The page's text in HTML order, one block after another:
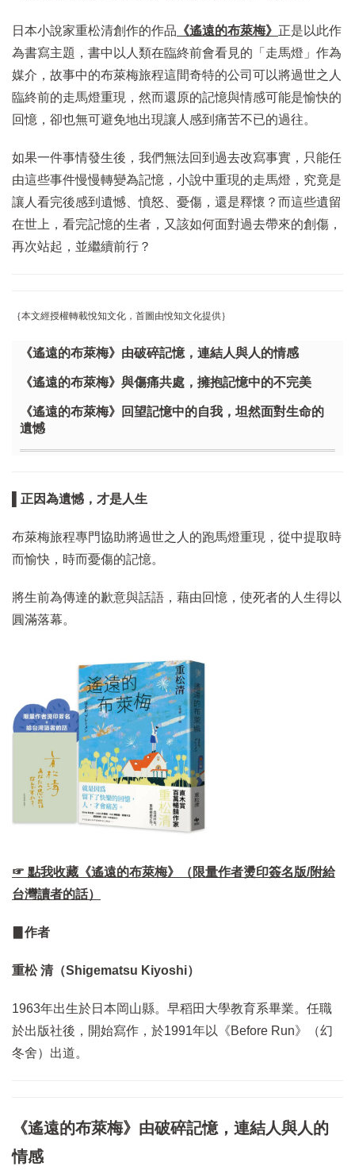
日本小說家重松清創作的作品 《遙遠的布萊梅》 正是以此作
為書寫主題，書中以人類在臨終前會看見的「走馬燈」作為
媒介，故事中的布萊梅旅程這間奇特的公司可以將過世之人
臨終前的走馬燈重現，然而還原的記憶與情感可能是愉快的
回憶，卻也無可避免地出現讓人感到痛苦不已的過往。
如果一件事情發生後，我們無法回到過去改寫事實，只能任
由這些事件慢慢轉變為記憶，小說中重現的走馬燈，究竟是
讓人看完後感到遺憾、憤怒、憂傷，還是釋懷？而這些遺留
在世上，看完記憶的生者，又該如何面對過去帶來的創傷，
再次站起，並繼續前行？
｛本文經授權轉載悅知文化，首圖由悅知文化提供｝
《遙遠的布萊梅》由破碎記憶，連結人與人的情感
《遙遠的布萊梅》與傷痛共處，擁抱記憶中的不完美
《遙遠的布萊梅》回望記憶中的自我，坦然面對生命的
遺憾
▌正因為遺憾，才是人生
布萊梅旅程專門協助將過世之人的跑馬燈重現，從中提取時
而愉快，時而憂傷的記憶。
將生前為傳達的歉意與話語，藉由回憶，使死者的人生得以
圓滿落幕。
☞ 點我收藏《遙遠的布萊梅》（限量作者燙印簽名版/附給
台灣讀者的話）
▊作者
重松 清（Shigematsu Kiyoshi）
1963年出生於日本岡山縣。早稻田大學教育系畢業。任職
於出版社後，開始寫作，於1991年以《Before Run》（幻
冬舍）出道。
《遙遠的布萊梅》由破碎記憶，連結人與人的
情感